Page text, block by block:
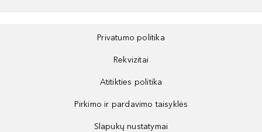
Privatumo politika
Rekvizitai
Atitikties politika
Pirkimo ir pardavimo taisyklės
Slapukų nustatymai